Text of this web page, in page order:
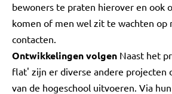
bewoners te praten hierover en ook
komen of men wel zit te wachten op
contacten.
Ontwikkelingen volgen Naast het
flat' zijn er diverse andere projecten
van de hogeschool uitvoeren. Via